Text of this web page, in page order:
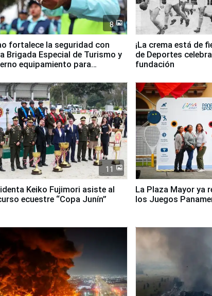
8
fortalece la seguridad con
Brigada Especial de Turismo y
equipamiento para
¡La crema está de
de Deportes
fundación
11
Keiko Fujimori asiste al
ecuestre “Copa Junín”
La Plaza Mayor ya
los Juegos